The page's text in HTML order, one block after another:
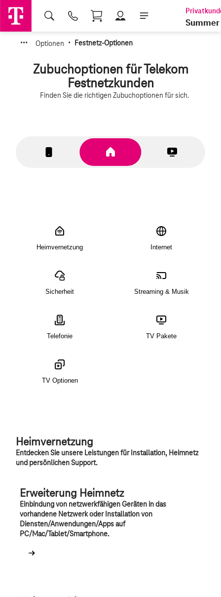
Shopping Cart
Summer
··· Optionen · Festnetz-Optionen
Zubuchoptionen für Telekom
Festnetzkunden
Finden Sie die richtigen Zubuchoptionen für sich.
Heimvernetzung
Entdecken Sie unsere Leistungen für Installation, Heimnetz
und persönlichen Support.
Erweiterung Heimnetz
Einbindung von netzwerkfähigen Geräten in das
vorhandene Netzwerk oder Installation von
Diensten/Anwendungen/Apps auf
PC/Mac/Tablet/Smartphone.